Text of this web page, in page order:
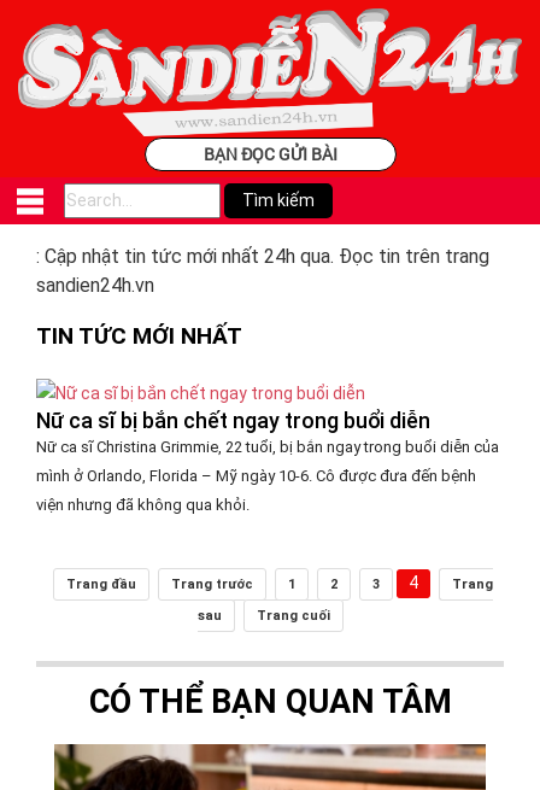
BẠN ĐỌC GỬI BÀI
: Cập nhật tin tức mới nhất 24h qua. Đọc tin trên trang
sandien24h.vn
TIN TỨC MỚI NHẤT
Nữ ca sĩ bị bắn chết ngay trong buổi diễn
Nữ ca sĩ Christina Grimmie, 22 tuổi, bị bắn ngay trong buổi diễn của
mình ở Orlando, Florida – Mỹ ngày 10-6. Cô được đưa đến bệnh
viện nhưng đã không qua khỏi.
Trang đầu Trang trước 1 2 3 4
Trang
sau
Trang cuối
CÓ THỂ BẠN QUAN TÂM